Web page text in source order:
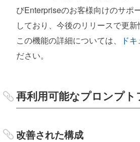
びEnterpriseのお客様向けのサポ
しており、今後のリリースで更新
この機能の詳細については、
ド
ださい。
再利用可能なプロンプ
改善された構成